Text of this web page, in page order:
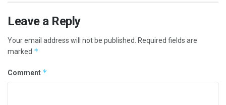
Leave a Reply
Your email address will not be published. Required fields are
marked *
Comment *